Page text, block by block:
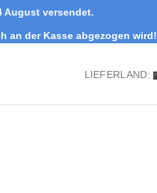
August versendet.
an der Kasse abgezogen wird!
LIEFERLAND: